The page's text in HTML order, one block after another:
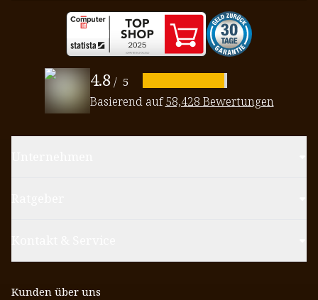
4.8 / 5
Basierend auf58,428 Bewertungen
Kunden über uns